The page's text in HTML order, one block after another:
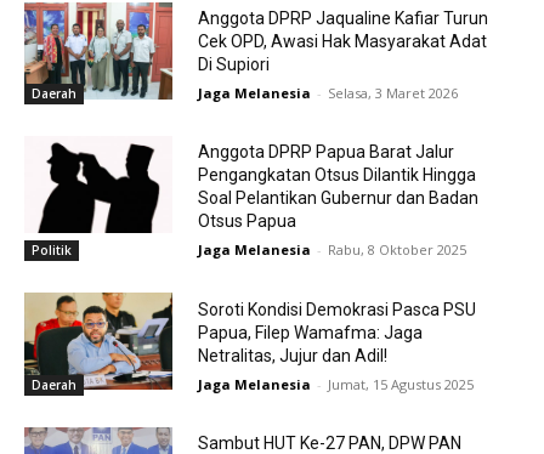
Daerah
Anggota DPRP Jaqualine Kafiar Turun
Cek OPD, Awasi Hak Masyarakat Adat
Di Supiori
Jaga Melanesia - Selasa, 3 Maret 2026
Politik
Anggota DPRP Papua Barat Jalur
Pengangkatan Otsus Dilantik Hingga
Soal Pelantikan Gubernur dan Badan
Otsus Papua
Jaga Melanesia - Rabu, 8 Oktober 2025
Daerah
Soroti Kondisi Demokrasi Pasca PSU
Papua, Filep Wamafma: Jaga
Netralitas, Jujur dan Adil!
Jaga Melanesia - Jumat, 15 Agustus 2025
Sambut HUT Ke-27 PAN, DPW PAN